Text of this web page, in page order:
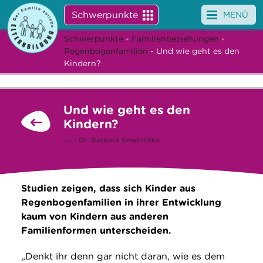
Schwerpunkte
Angebote
Veranstaltungen
Service
Suche
MENÜ
Schwerpunkte - Familienbeziehungen -
Regenbogenfamilien - Und wie geht es den
Kindern?
Und wie geht es den
Kindern?
von Dr. Barbara Smetschka
Studien zeigen, dass sich Kinder aus
Regenbogenfamilien in ihrer Entwicklung
kaum von Kindern aus anderen
Familienformen unterscheiden.
„Denkt ihr denn gar nicht daran, wie es dem